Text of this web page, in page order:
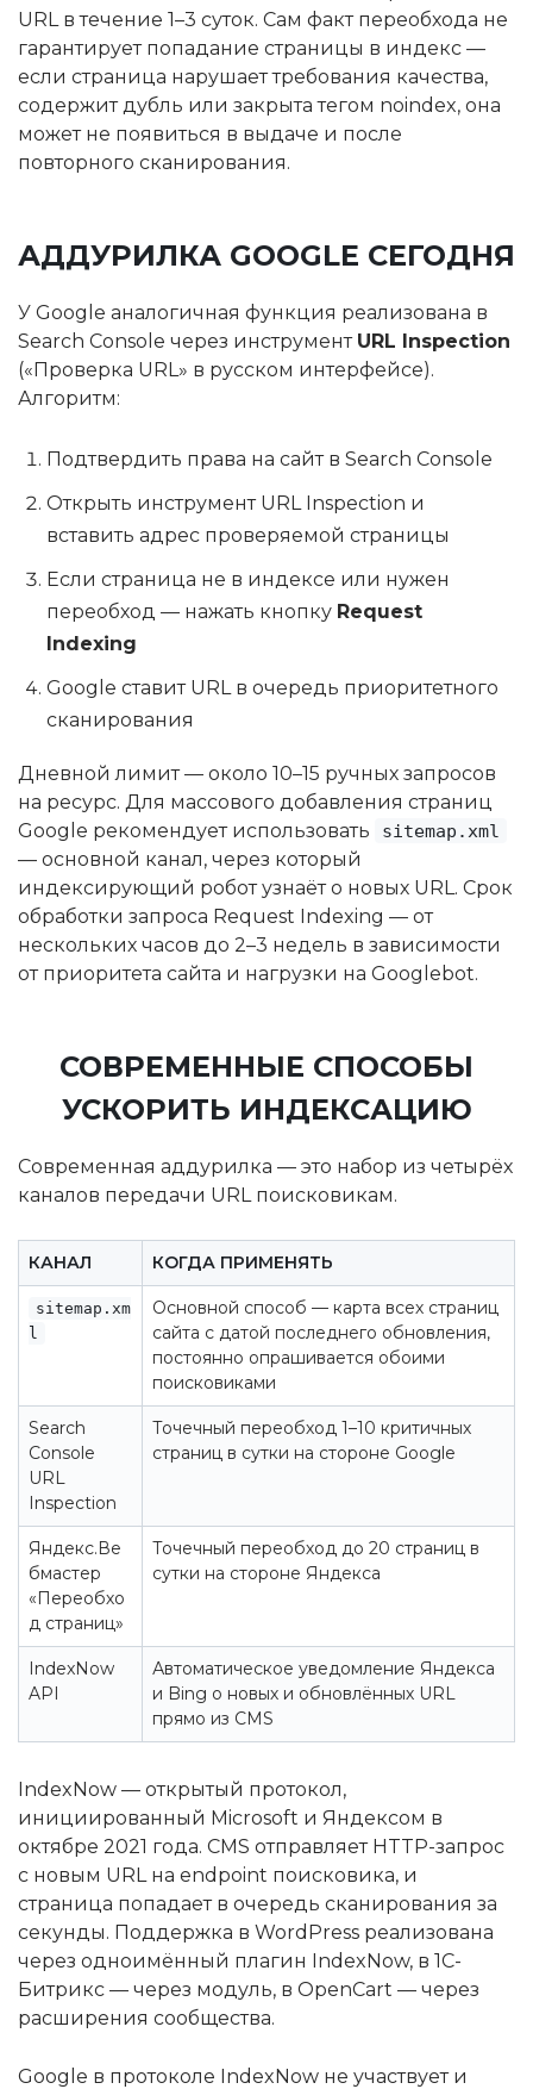
URL в течение 1–3 суток. Сам факт переобхода не
гарантирует попадание страницы в индекс —
если страница нарушает требования качества,
содержит дубль или закрыта тегом noindex, она
может не появиться в выдаче и после
повторного сканирования.
АДДУРИЛКА GOOGLE СЕГОДНЯ
У Google аналогичная функция реализована в
Search Console через инструмент URL Inspection
(«Проверка URL» в русском интерфейсе).
Алгоритм:
Подтвердить права на сайт в Search Console
Открыть инструмент URL Inspection и
вставить адрес проверяемой страницы
Если страница не в индексе или нужен
переобход — нажать кнопку Request
Indexing
Google ставит URL в очередь приоритетного
сканирования
Дневной лимит — около 10–15 ручных запросов
на ресурс. Для массового добавления страниц
Google рекомендует использовать
sitemap.xml
— основной канал, через который
индексирующий робот узнаёт о новых URL. Срок
обработки запроса Request Indexing — от
нескольких часов до 2–3 недель в зависимости
от приоритета сайта и нагрузки на Googlebot.
СОВРЕМЕННЫЕ СПОСОБЫ
УСКОРИТЬ ИНДЕКСАЦИЮ
Современная аддурилка — это набор из четырёх
каналов передачи URL поисковикам.
КАНАЛ КОГДА ПРИМЕНЯТЬ
sitemap.xm
l
Основной способ — карта всех страниц
сайта с датой последнего обновления,
постоянно опрашивается обоими
поисковиками
Search
Console
URL
Inspection
Точечный переобход 1–10 критичных
страниц в сутки на стороне Google
Яндекс.Ве
бмастер
«Переобхо
д страниц»
Точечный переобход до 20 страниц в
сутки на стороне Яндекса
IndexNow
API
Автоматическое уведомление Яндекса
и Bing о новых и обновлённых URL
прямо из CMS
IndexNow — открытый протокол,
инициированный Microsoft и Яндексом в
октябре 2021 года. CMS отправляет HTTP-запрос
с новым URL на endpoint поисковика, и
страница попадает в очередь сканирования за
секунды. Поддержка в WordPress реализована
через одноимённый плагин IndexNow, в 1С-
Битрикс — через модуль, в OpenCart — через
расширения сообщества.
Google в протоколе IndexNow не участвует и